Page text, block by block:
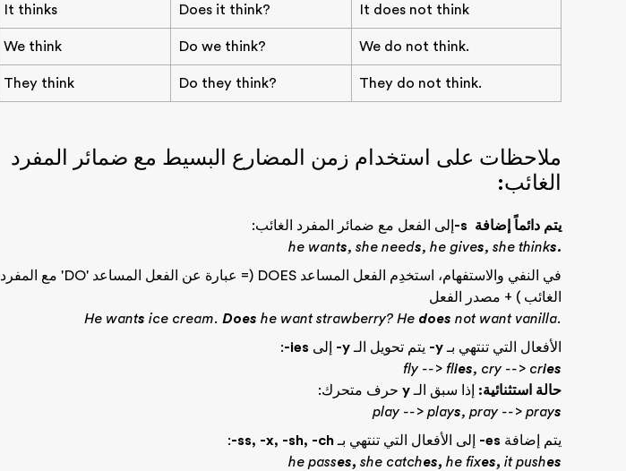
It thinks Does it think? It does not think
We think Do we think? We do not think.
They think Do they think? They do not think.
ملاحظات على استخدام زمن المضارع البسيط مع ضمائر المفرد
الغائب:
يتم دائماً إضافة -s إلى الفعل مع ضمائر المفرد الغائب:
he wants, she needs, he gives, she thinks.
في النفي والاستفهام، استخدِم الفعل المساعد DOES (= عبارة عن الفعل المساعد 'DO' مع المفرد
الغائب ) + مصدر الفعل
He wants ice cream. Does he want strawberry? He does not want vanilla.
الأفعال التي تنتهي بـ-y يتم تحويل الـ-y إلى -ies
:
fly --> flies, cry --> cries
حالة استثنائية: إذا سبق الـy حرف متحرك:
play --> plays, pray --> prays
يتم إضافة -es إلى الأفعال التي تنتهي بـ-ss, -x, -sh, -ch
:
he passes, she catches, he fixes, it pushes